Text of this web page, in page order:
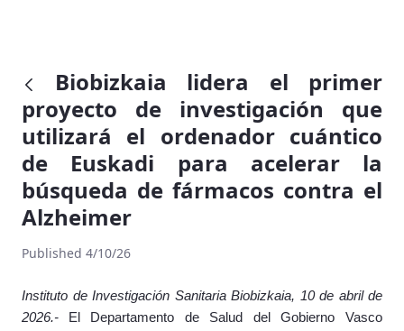
Biobizkaia lidera el primer
proyecto de investigación que
utilizará el ordenador cuántico
de Euskadi para acelerar la
búsqueda de fármacos contra el
Alzheimer
Published 4/10/26
Instituto de Investigación Sanitaria Biobizkaia, 10 de abril de
2026.-
El Departamento de Salud del Gobierno Vasco